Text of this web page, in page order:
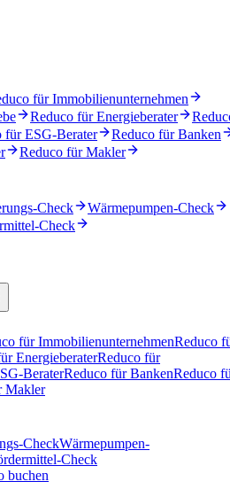
für Immobilienunternehmen
Reduco für Energieberater
für ESG-Berater
Reduco für Banken
Reduco für Makler
Check
Wärmepumpen-Check
Check
für ImmobilienunternehmenReduco
EnergieberaterReduco für
BeraterReduco für BankenReduco
Makler
CheckWärmepumpen-
Check
buchen